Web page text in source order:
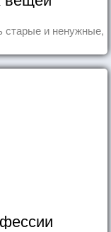
старые и ненужные,